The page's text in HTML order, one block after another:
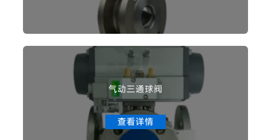
气动三通球阀
查看详情